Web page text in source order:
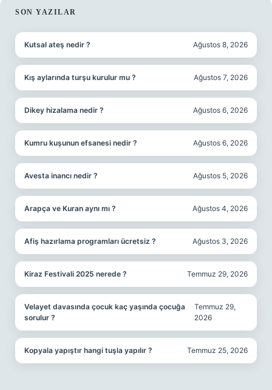
SIDEBAR
SON YAZILAR
Kutsal ateş nedir ? Ağustos 8, 2026
Kış aylarında turşu kurulur mu ? Ağustos 7, 2026
Dikey hizalama nedir ? Ağustos 6, 2026
Kumru kuşunun efsanesi nedir ? Ağustos 6, 2026
Avesta inancı nedir ? Ağustos 5, 2026
Arapça ve Kuran aynı mı ? Ağustos 4, 2026
Afiş hazırlama programları ücretsiz ? Ağustos 3, 2026
Kiraz Festivali 2025 nerede ? Temmuz 29, 2026
Velayet davasında çocuk kaç yaşında çocuğa
sorulur ?
Temmuz 29,
2026
Kopyala yapıştır hangi tuşla yapılır ? Temmuz 25, 2026